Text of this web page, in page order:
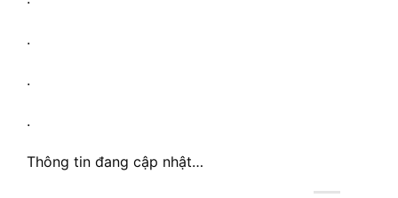
.
.
.
Thông tin đang cập nhật…